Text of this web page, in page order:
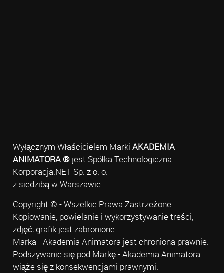
Wyłącznym Właścicielem Marki AKADEMIA
ANIMATORA ®jest Spółka Technologiczna
Korporacja.NET Sp. z o. o.
z siedzibą w Warszawie.
Copyright © - Wszelkie Prawa Zastrzeżone.
Kopiowanie, powielanie i wykorzystywanie treści,
zdjęć, grafik jest zabronione.
Marka - Akademia Animatora jest chroniona prawnie.
Podszywanie się pod Markę - Akademia Animatora
wiąże się z konsekwencjami prawnymi.